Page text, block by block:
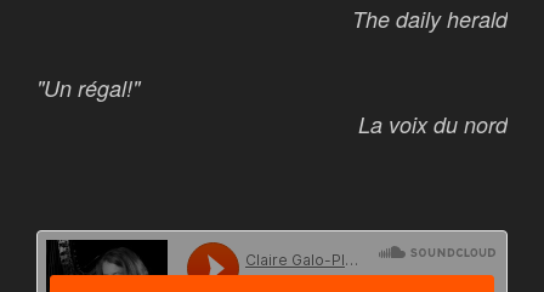
The daily herald
"Un régal!"
La voix du nord